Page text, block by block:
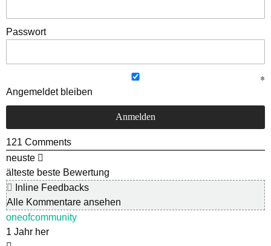
Passwort
Angemeldet bleiben
121 Comments
neuste
älteste beste Bewertung
Inline Feedbacks
Alle Kommentare ansehen
oneofcommunity
1 Jahr her